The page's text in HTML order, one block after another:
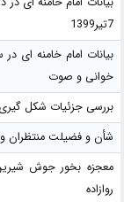
7تیر1399
بیانات امام خامنه ای
خوانی و صوت
بررسی جزئیات شکل
شأن و فضیلت منتظران
معجزه بخور جوش
روازاده